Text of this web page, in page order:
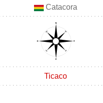
Catacora
Ticaco